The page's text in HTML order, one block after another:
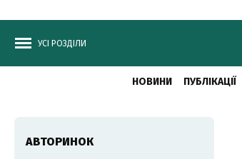
УСІ РОЗДІЛИ
НОВИНИ ПУБЛІКАЦІЇ
АВТОРИНОК